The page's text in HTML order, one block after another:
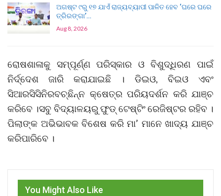
ଅଗଷ୍ଟ ୯ରୁ ୧୭ ଯାଏଁ ରାଜ୍ୟବ୍ୟାପୀ ପାଳିତ ହେବ ‘ଘରେ ଘରେ
ତ୍ରିରଙ୍ଗା’…
Aug 8, 2026
ରୋଷଶାଳାକୁ ସମ୍ପୂର୍ଣ୍ଣ ପରିସ୍କାର ଓ ବିଶୁଦ୍ଧିରଣ ପାଇଁ
ନିର୍ଦ୍ଦେଶ ଜାରି କରାଯାଇଛି । ଡିଇଓ, ବିଇଓ ଏବଂ
ସିଆରସିସିନିରବଚ୍ଛିନ୍ନ କ୍ଷେତ୍ର ପରିୟଦର୍ଶନ କରି ଯାଞ୍ଚ
କରିବେ ।ସବୁ ବିଦ୍ୟାଳୟରୁ ଫୁଡ୍ ଟେଷ୍ଟିଂ ରେଜିଷ୍ଟର ରହିବ ।
ପିଲାଙ୍କ ଅଭିଭାବକ ବିଶେଷ କରି ମା’ ମାନେ ଖାଦ୍ୟ ଯାଞ୍ଚ
କରିପାରିବେ ।
You Might Also Like